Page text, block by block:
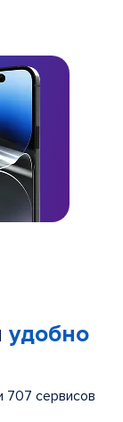
удобно
707 сервисов